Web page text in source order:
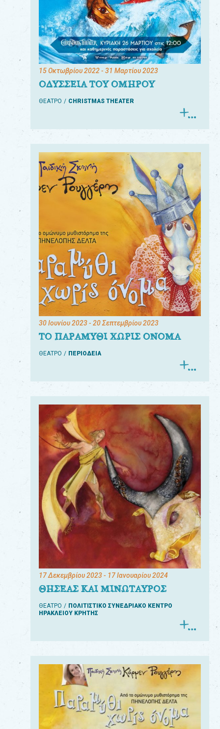
15 Οκτωβρίου 2022- 31 Μαρτίου 2023
ΟΔΥΣΣΕΙΑ ΤΟΥ ΟΜΗΡΟΥ
ΘΕΑΤΡΟ CHRISTMAS THEATER
30 Ιουνίου 2023- 20 Σεπτεμβρίου 2023
ΤΟ ΠΑΡΑΜΥΘΙ ΧΩΡΙΣ ΟΝΟΜΑ
ΘΕΑΤΡΟ ΠΕΡΙΟΔΕΙΑ
17 Δεκεμβρίου 2023- 17 Ιανουαρίου 2024
ΘΗΣΕΑΣ ΚΑΙ ΜΙΝΩΤΑΥΡΟΣ
ΘΕΑΤΡΟ
ΠΟΛΙΤΙΣΤΙΚΟ ΣΥΝΕΔΡΙΑΚΟ ΚΕΝΤΡΟ
ΗΡΑΚΛΕΙΟΥ ΚΡΗΤΗΣ